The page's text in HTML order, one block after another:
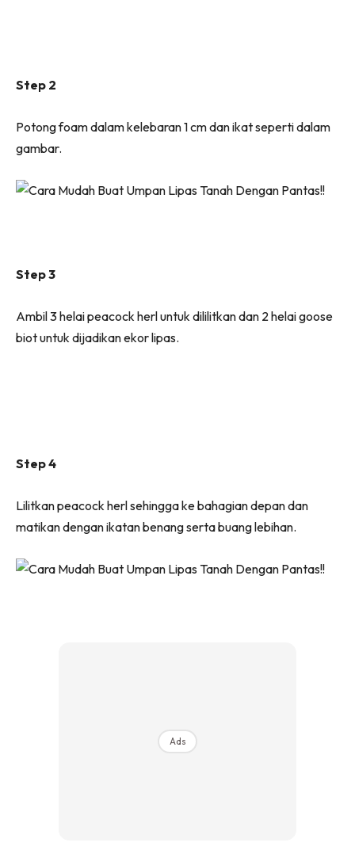
Step 2
Potong foam dalam kelebaran 1 cm dan ikat seperti dalam
gambar.
Step 3
Ambil 3 helai peacock herl untuk dililitkan dan 2 helai goose
biot untuk dijadikan ekor lipas.
Step 4
Lilitkan peacock herl sehingga ke bahagian depan dan
matikan dengan ikatan benang serta buang lebihan.
Ads